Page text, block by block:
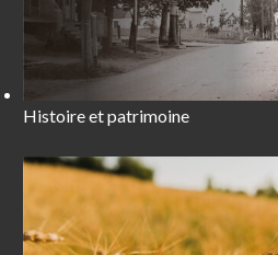
Histoire et patrimoine